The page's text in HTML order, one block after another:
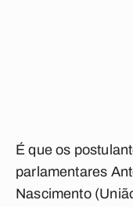
É que os
parlamentares
Nascimento